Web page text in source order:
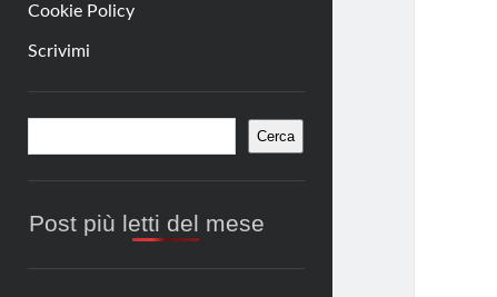
Cookie Policy
Scrivimi
Barra
laterale
Cerca
Post più letti del mese